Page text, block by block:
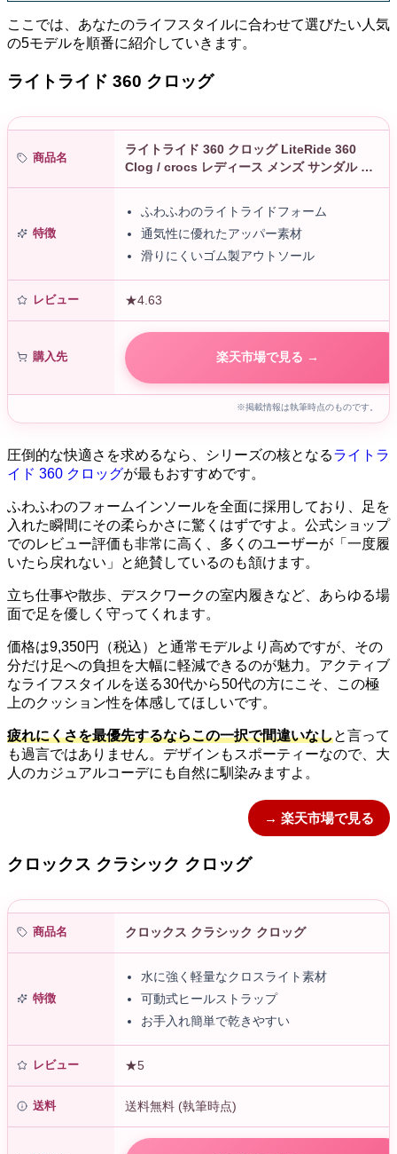
ここでは、あなたのライフスタイルに合わせて選びたい人気
の5モデルを順番に紹介していきます。
ライトライド 360 クロッグ
商品名
ライトライド 360 クロッグ LiteRide 360
Clog / crocs レディース メンズ サンダル 定
番 #204592 | オフィス 黒 ブラッ…
特徴
ふわふわのライトライドフォーム
通気性に優れたアッパー素材
滑りにくいゴム製アウトソール
レビュー ★4.63
購入先 楽天市場で見る →
※掲載情報は執筆時点のものです。
圧倒的な快適さを求めるなら、シリーズの核となるライトラ
イド 360 クロッグが最もおすすめです。
ふわふわのフォームインソールを全面に採用しており、足を
入れた瞬間にその柔らかさに驚くはずですよ。公式ショップ
でのレビュー評価も非常に高く、多くのユーザーが「一度履
いたら戻れない」と絶賛しているのも頷けます。
立ち仕事や散歩、デスクワークの室内履きなど、あらゆる場
面で足を優しく守ってくれます。
価格は9,350円（税込）と通常モデルより高めですが、その
分だけ足への負担を大幅に軽減できるのが魅力。アクティブ
なライフスタイルを送る30代から50代の方にこそ、この極
上のクッション性を体感してほしいです。
疲れにくさを最優先するならこの一択で間違いなしと言って
も過言ではありません。デザインもスポーティーなので、大
人のカジュアルコーデにも自然に馴染みますよ。
→ 楽天市場で見る
クロックス クラシック クロッグ
商品名 クロックス クラシック クロッグ
特徴
水に強く軽量なクロスライト素材
可動式ヒールストラップ
お手入れ簡単で乾きやすい
レビュー ★5
送料 送料無料 (執筆時点)